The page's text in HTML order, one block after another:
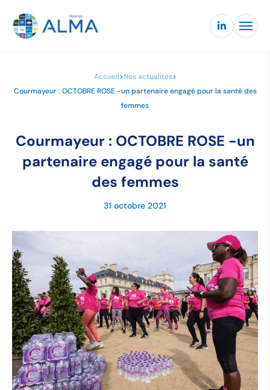
Accueil>Nos actualités>
Courmayeur : OCTOBRE ROSE -un partenaire engagé pour la santé des
femmes
Courmayeur : OCTOBRE ROSE -un
partenaire engagé pour la santé
des femmes
31 octobre 2021